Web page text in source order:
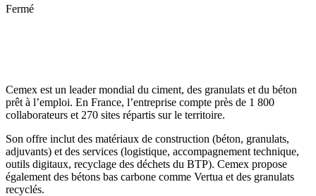
Fermé
Cemex est un leader mondial du ciment, des granulats et du béton
prêt à l’emploi. En France, l’entreprise compte près de 1 800
collaborateurs et 270 sites répartis sur le territoire.
Son offre inclut des matériaux de construction (béton, granulats,
adjuvants) et des services (logistique, accompagnement technique,
outils digitaux, recyclage des déchets du BTP). Cemex propose
également des bétons bas carbone comme Vertua et des granulats
recyclés.